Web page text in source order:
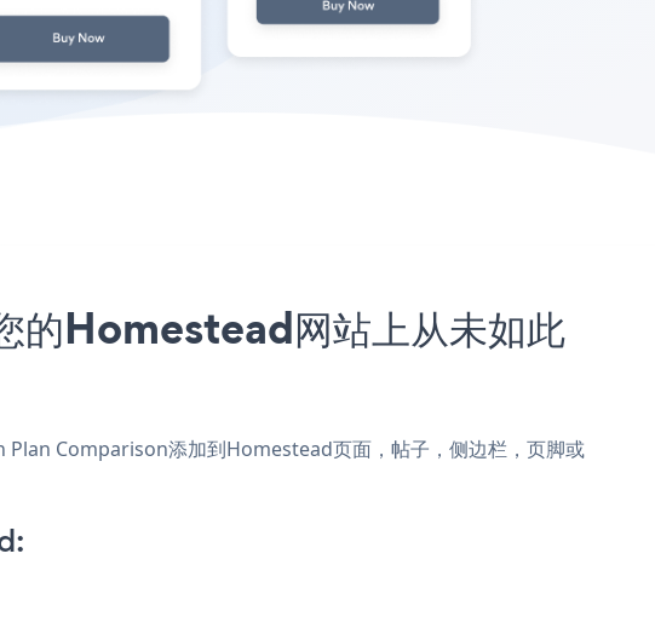
Homestead网站上从未如此
Comparison添加到Homestead页面，帖子，侧边栏，页脚或